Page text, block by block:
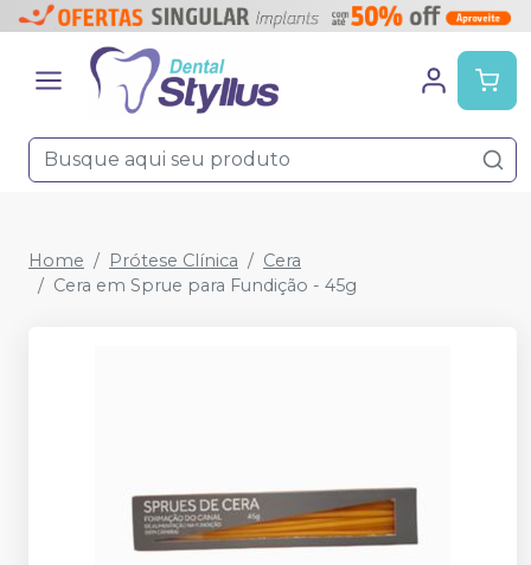
Home Prótese Clínica
Cera
Cera em Sprue para Fundição - 45g